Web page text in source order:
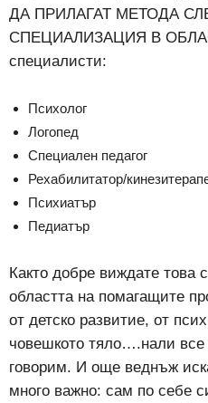
ДА ПРИЛАГАТ МЕТОДА
СПЕЦИАЛИЗАЦИЯ В
специалисти:
Психолог
Логопед
Специален педагог
Рехабилитатор/
Психиатър
Педиатър
Както добре виждате това
областта на помагащите
от детско развитие, от
човешкото тяло….нали все
говорим. И още веднъж
много важно: сам по себе